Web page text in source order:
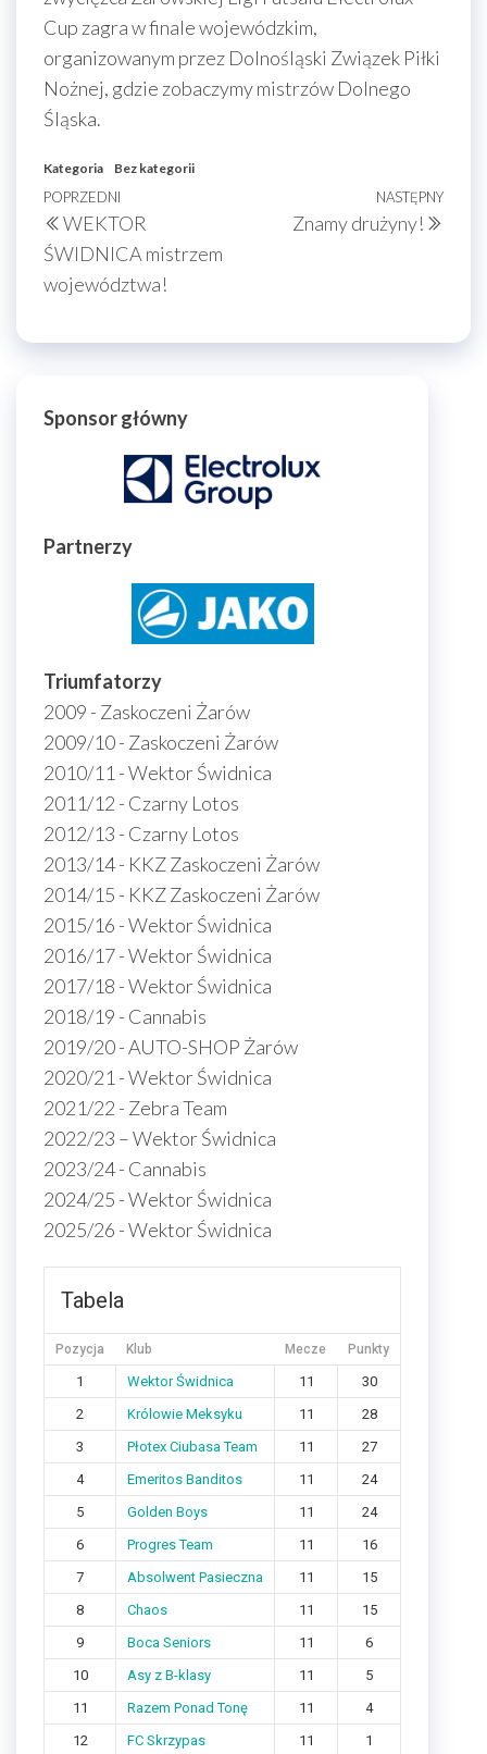
Cup zagra w finale wojewódzkim,
organizowanym przez Dolnośląski Związek Piłki
Nożnej, gdzie zobaczymy mistrzów Dolnego
Śląska.
Kategoria Bez kategorii
Nawigacja
wpisu
Poprzedni
wpis
POPRZEDNI
WEKTOR
ŚWIDNICA mistrzem
województwa!
NASTĘPNY
Znamy drużyny!
Sponsor główny
Partnerzy
Triumfatorzy
2009 - Zaskoczeni Żarów
2009/10 - Zaskoczeni Żarów
2010/11 - Wektor Świdnica
2011/12 - Czarny Lotos
2012/13 - Czarny Lotos
2013/14 - KKZ Zaskoczeni Żarów
2014/15 - KKZ Zaskoczeni Żarów
2015/16 - Wektor Świdnica
2016/17 - Wektor Świdnica
2017/18 - Wektor Świdnica
2018/19 - Cannabis
2019/20 - AUTO-SHOP Żarów
2020/21 - Wektor Świdnica
2021/22 - Zebra Team
2022/23 – Wektor Świdnica
2023/24 - Cannabis
2024/25 - Wektor Świdnica
2025/26 - Wektor Świdnica
Tabela
Pozycja Klub Mecze Punkty
1 Wektor Świdnica 11
30
2
Królowie Meksyku 11
28
3
Płotex Ciubasa Team 11
27
4
Emeritos Banditos 11
24
5
Golden Boys 11
24
6
Progres Team 11
16
7
Absolwent Pasieczna 11
15
8
Chaos 11
15
9
Boca Seniors 11
6
10
Asy z B-klasy 11
5
11
Razem Ponad Tonę 11
4
12
FC Skrzypas 11 1